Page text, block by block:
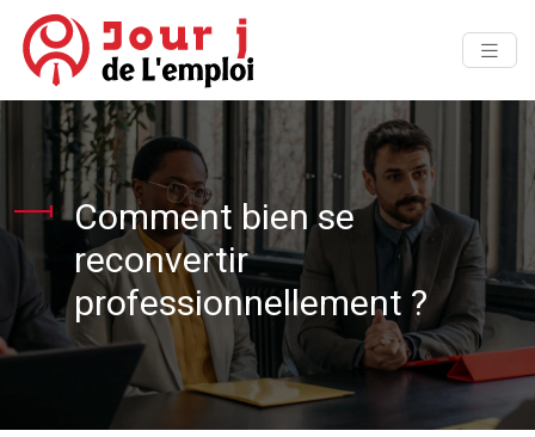
Comment bien se
reconvertir
professionnellement ?